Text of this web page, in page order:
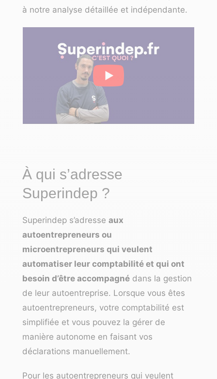
à notre analyse détaillée et indépendante.
À qui s’adresse
Superindep ?
Superindep s’adresse aux
autoentrepreneurs ou
microentrepreneurs qui veulent
automatiser leur comptabilité et qui ont
besoin d’être accompagné dans la gestion
de leur autoentreprise. Lorsque vous êtes
autoentrepreneurs, votre comptabilité est
simplifiée et vous pouvez la gérer de
manière autonome en faisant vos
déclarations manuellement.
Pour les autoentrepreneurs qui veulent